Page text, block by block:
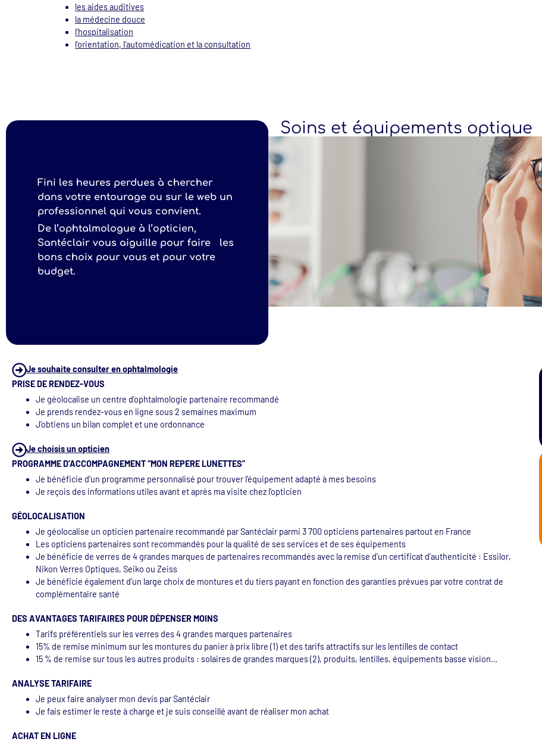
les aides auditives
la médecine douce
l’hospitalisation
l’orientation, l’automédication et la consultation
Fini les heures perdues à chercher
dans votre entourage ou sur le web un
professionnel qui vous convient.
De l’ophtalmologue à l’opticien,
Santéclair vous aiguille pour faire les
bons choix pour vous et pour votre
budget.
Soins et équipements optique
Je souhaite consulter en ophtalmologie
PRISE DE RENDEZ-VOUS
Je géolocalise un centre d’ophtalmologie partenaire recommandé
Je prends rendez-vous en ligne sous 2 semaines maximum
J’obtiens un bilan complet et une ordonnance
Je choisis un opticien
PROGRAMME D’ACCOMPAGNEMENT “MON REPERE LUNETTES”
Je bénéficie d’un programme personnalisé pour trouver l’équipement adapté à mes besoins
Je reçois des informations utiles avant et après ma visite chez l’opticien
GÉOLOCALISATION
Je géolocalise un opticien partenaire recommandé par Santéclair parmi 3 700 opticiens partenaires partout en France
Les opticiens partenaires sont recommandés pour la qualité de ses services et de ses équipements
Je bénéficie de verres de 4 grandes marques de partenaires recommandés avec la remise d’un certificat d’authenticité : Essilor,
Nikon Verres Optiques, Seiko ou Zeiss
Je bénéficie également d’un large choix de montures et du tiers payant en fonction des garanties prévues par votre contrat de
complémentaire santé
DES AVANTAGES TARIFAIRES POUR DÉPENSER MOINS
Tarifs préférentiels sur les verres des 4 grandes marques partenaires
15% de remise minimum sur les montures du panier à prix libre (1) et des tarifs attractifs sur les lentilles de contact
15 % de remise sur tous les autres produits : solaires de grandes marques (2), produits, lentilles, équipements basse vision…
ANALYSE TARIFAIRE
Je peux faire analyser mon devis par Santéclair
Je fais estimer le reste à charge et je suis conseillé avant de réaliser mon achat
ACHAT EN LIGNE